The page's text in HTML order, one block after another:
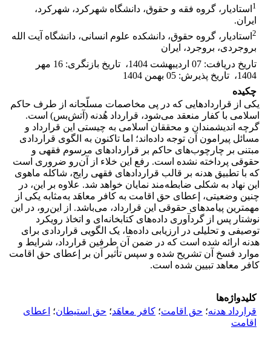
1 استادیار، گروه فقه و حقوق، دانشگاه شهرکرد، شهرکرد،
ایران.
2 استادیار، گروه حقوق، دانشکده علوم انسانی، دانشگاه آیت الله
بروجردی، بروجرد، ایران
تاریخ دریافت: 07 اردیبهشت 1404 ، تاریخ بازنگری:
16 مهر
1404، تاریخ پذیرش: 05 بهمن 1404
چکیده
یکی از قراردادهایی که در پی مخاصمات مسلّحانه از طرف حاکم
اسلامی‌ با کفار منعقد می‌شود، قرارداد هُدنه (آتش‌بس) است.
گرچه اندیشمندان و محققان اسلامی به چیستی این قرارداد و
مسائل پیرامون آن توجه داده‌اند؛ اما تا‌کنون به الگوی قراردادی
مبتنی بر چارچوب‌های حاکم بر قراردادهای مرسوم فقهی و
حقوقی پرداخته نشده است. رفع این خلاء از آن‌رو ضروری است
که با تطبیق هدنه بر قالب قراردادهای فقهی رایج، شاکله ماهوی
این نهاد به شکلی ضابطه‌مند نمایان خواهد شد. علاوه بر این، در
چنین وضعیتی، إعطای حق اقامت به کافر معاهَد به‌مثابه یکی از
مهمترین پیامد‌های حقوقی این قرارداد، می‌‌باشد. از این‌رو، در این
نوشتار پس از گردآوری داده‌های کتابخانه‌ای و اتخاذ رویکرد
توصیفی و تحلیلی در ارزیابی داده‌ها، یک الگویی قراردادی برای
هدنه ارائه شده است که در ضمن آن طرفین قرارداد، شرایط و
موارد فسخ آن تشریح شده و سپس تأثیر آن بر إعطای حق اقامت
کافر معاهد تبیین شده است.
کلیدواژه‌ها
قرارداد هدنه؛ حق اقامت؛ کافر معاهَد؛ حق استیطان؛
اعطای
اقامت